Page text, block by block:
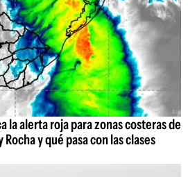
la alerta roja para zonas costeras de
y qué pasa con las clases